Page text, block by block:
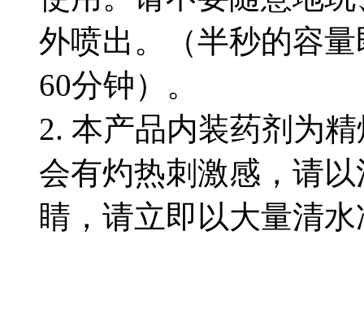
外喷出。（半秒的容
60分钟）。
2. 本产品内装药剂为
会有灼热刺激感，请
睛，请立即以大量清